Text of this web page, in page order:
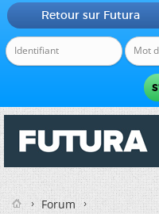
Retour sur Futura
Forum